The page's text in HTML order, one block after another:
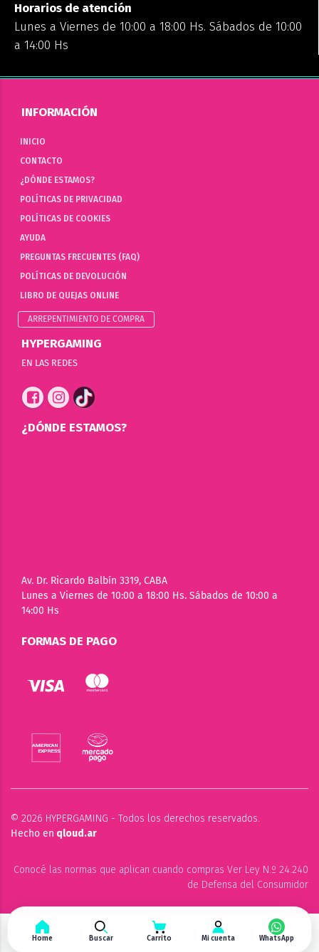
Horarios de atención
Lunes a Viernes de 10:00 a 18:00 Hs. Sábados de 10:00
a 14:00 Hs
INFORMACIÓN
INICIO
CONTACTO
¿DÓNDE ESTAMOS?
POLÍTICAS DE PRIVACIDAD
POLÍTICAS DE COOKIES
AYUDA
PREGUNTAS FRECUENTES (FAQ)
POLÍTICAS DE DEVOLUCIÓN
LIBRO DE QUEJAS ONLINE
ARREPENTIMIENTO DE COMPRA
HYPERGAMING
EN LAS REDES
¿DÓNDE ESTAMOS?
Av. Dr. Ricardo Balbín 3319, CABA
Lunes a Viernes de 10:00 a 18:00 Hs. Sábados de 10:00 a
14:00 Hs
FORMAS DE PAGO
© 2026 HYPERGAMING - Todos los derechos reservados.
Hecho en qloud.ar
Conocé las normas que aplican cuando compras Ver Ley N.º 24.240
de Defensa del Consumidor
Home Buscar Carrito Mi cuenta